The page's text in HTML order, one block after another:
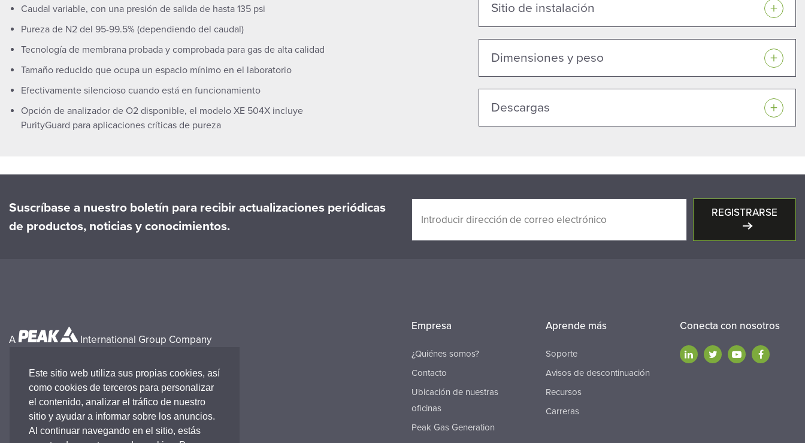
Este sitio web utiliza sus propias cookies, así
como cookies de terceros para personalizar
el contenido, analizar el tráfico de nuestro
sitio y ayudar a informar sobre los anuncios.
Al continuar navegando en el sitio, estás
Caudal variable, con una presión de salida de hasta 135 psi
Pureza de N2 del 95-99.5% (dependiendo del caudal)
Tecnología de membrana probada y comprobada para gas de alta calidad
Tamaño reducido que ocupa un espacio mínimo en el laboratorio
Efectivamente silencioso cuando está en funcionamiento
Opción de analizador de O2 disponible, el modelo XE 504X incluye
PurityGuard para aplicaciones críticas de pureza
Sitio de instalación
Dimensiones y peso
Descargas
Suscríbase a nuestro boletín para recibir actualizaciones periódicas
de productos, noticias y conocimientos.
REGISTRARSE
A International Group Company
Empresa
¿Quiénes somos?
Contacto
Ubicación de nuestras
oficinas
Peak Gas Generation
Aprende más
Soporte
Avisos de descontinuación
Recursos
Carreras
Conecta con nosotros